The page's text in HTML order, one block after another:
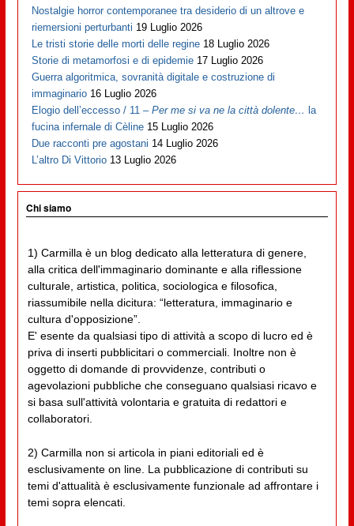
Nostalgie horror contemporanee tra desiderio di un altrove e
riemersioni perturbanti 19 Luglio 2026
Le tristi storie delle morti delle regine 18 Luglio 2026
Storie di metamorfosi e di epidemie 17 Luglio 2026
Guerra algoritmica, sovranità digitale e costruzione di
immaginario 16 Luglio 2026
Elogio dell’eccesso / 11 –Per me si va ne la città dolente… la
fucina infernale di Cèline 15 Luglio 2026
Due racconti pre agostani 14 Luglio 2026
L’altro Di Vittorio 13 Luglio 2026
Chi siamo
1) Carmilla è un blog dedicato alla letteratura di genere,
alla critica dell'immaginario dominante e alla riflessione
culturale, artistica, politica, sociologica e filosofica,
riassumibile nella dicitura: “letteratura, immaginario e
cultura d'opposizione”.
E' esente da qualsiasi tipo di attività a scopo di lucro ed è
priva di inserti pubblicitari o commerciali. Inoltre non è
oggetto di domande di provvidenze, contributi o
agevolazioni pubbliche che conseguano qualsiasi ricavo e
si basa sull'attività volontaria e gratuita di redattori e
collaboratori.
2) Carmilla non si articola in piani editoriali ed è
esclusivamente on line. La pubblicazione di contributi su
temi d'attualità è esclusivamente funzionale ad affrontare i
temi sopra elencati.